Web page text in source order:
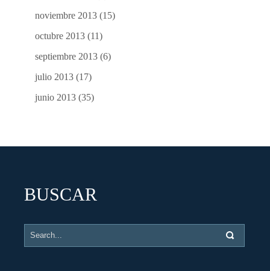
noviembre 2013 (15)
octubre 2013 (11)
septiembre 2013 (6)
julio 2013 (17)
junio 2013 (35)
BUSCAR